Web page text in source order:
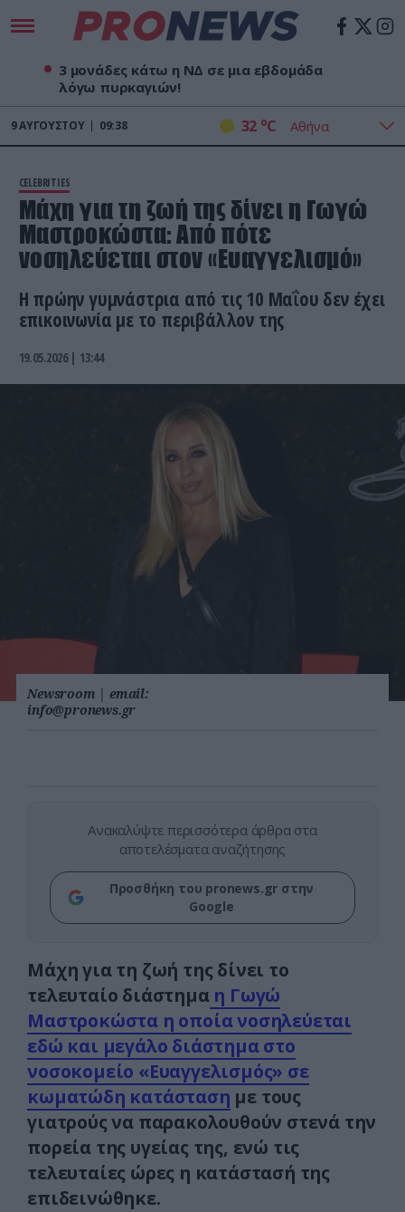
3 μονάδες κάτω η ΝΔ σε μια εβδομάδα
λόγω πυρκαγιών!
9ΑΥΓΟΎΣΤΟΥ 09:38 32 oC
CELEBRITIES
Μάχη για τη ζωή της δίνει η Γωγώ
Μαστροκώστα: Από πότε
νοσηλεύεται στον «Ευαγγελισμό»
Η πρώην γυμνάστρια από τις 10 Μαΐου δεν έχει
επικοινωνία με το περιβάλλον της
19.05.2026 | 13:44
Newsroom | email:
info@pronews.gr
Ανακαλύψτε περισσότερα άρθρα στα
αποτελέσματα αναζήτησης
Προσθήκη του pronews.gr στην
Google
Μάχη για τη ζωή της δίνει το
τελευταίο διάστημαη Γωγώ
Μαστροκώστα η οποία νοσηλεύεται
εδώ και μεγάλο διάστημα στο
νοσοκομείο «Ευαγγελισμός» σε
κωματώδη κατάσταση με τους
γιατρούς να παρακολουθούν στενά την
πορεία της υγείας της, ενώ τις
τελευταίες ώρες η κατάστασή της
επιδεινώθηκε.